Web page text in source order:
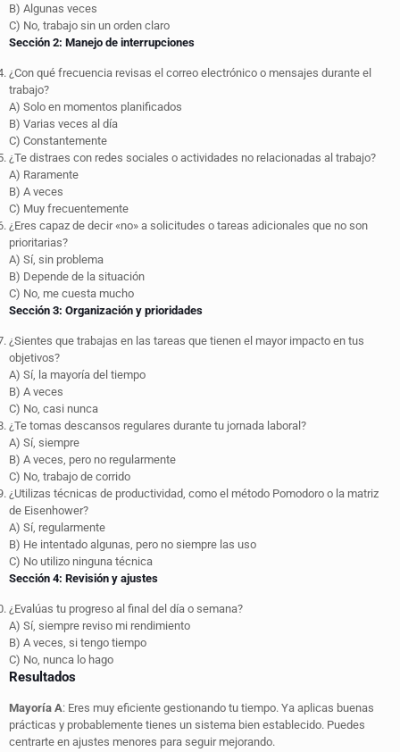
B) Algunas veces
C) No, trabajo sin un orden claro
Sección 2: Manejo de interrupciones
¿Con qué frecuencia revisas el correo electrónico o mensajes durante el
trabajo?
A) Solo en momentos planificados
B) Varias veces al día
C) Constantemente
¿Te distraes con redes sociales o actividades no relacionadas al trabajo?
A) Raramente
B) A veces
C) Muy frecuentemente
¿Eres capaz de decir «no» a solicitudes o tareas adicionales que no son
prioritarias?
A) Sí, sin problema
B) Depende de la situación
C) No, me cuesta mucho
Sección 3: Organización y prioridades
¿Sientes que trabajas en las tareas que tienen el mayor impacto en tus
objetivos?
A) Sí, la mayoría del tiempo
B) A veces
C) No, casi nunca
¿Te tomas descansos regulares durante tu jornada laboral?
A) Sí, siempre
B) A veces, pero no regularmente
C) No, trabajo de corrido
¿Utilizas técnicas de productividad, como el método Pomodoro o la matriz
de Eisenhower?
A) Sí, regularmente
B) He intentado algunas, pero no siempre las uso
C) No utilizo ninguna técnica
Sección 4: Revisión y ajustes
¿Evalúas tu progreso al final del día o semana?
A) Sí, siempre reviso mi rendimiento
B) A veces, si tengo tiempo
C) No, nunca lo hago
Resultados
Mayoría A: Eres muy eficiente gestionando tu tiempo. Ya aplicas buenas
prácticas y probablemente tienes un sistema bien establecido. Puedes
centrarte en ajustes menores para seguir mejorando.